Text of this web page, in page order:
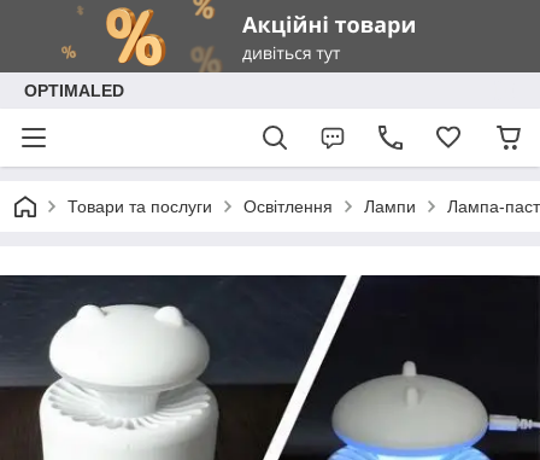
OPTIMALED
Товари та послуги Освітлення Лампи Лампа-